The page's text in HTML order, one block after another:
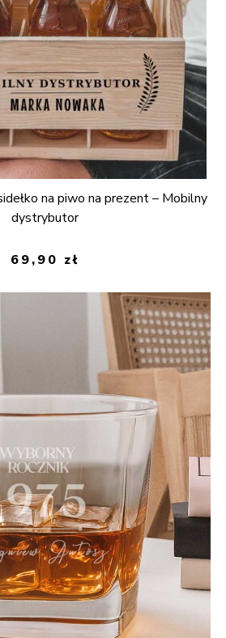
na piwo na prezent – Mobilny
dystrybutor
69,90 zł